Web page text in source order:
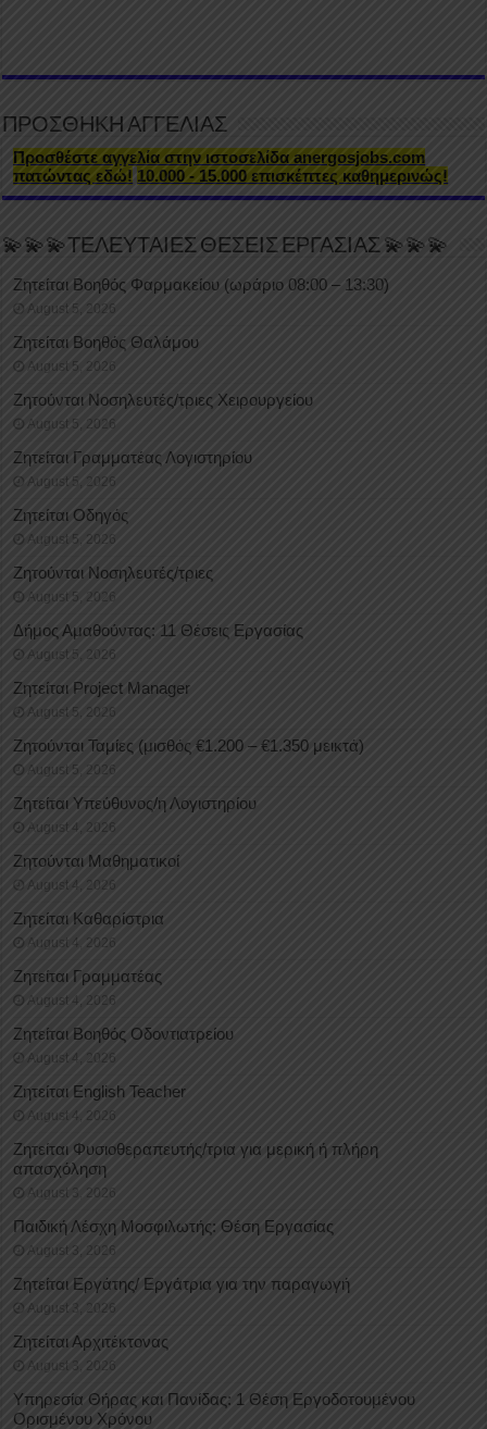
ΠΡΟΣΘΗΚΗ ΑΓΓΕΛΙΑΣ
Προσθέστε αγγελία στην ιστοσελίδα anergosjobs.com
πατώντας εδώ! 10.000 - 15.000 επισκέπτες καθημερινώς!
💫💫💫ΤΕΛΕΥΤΑΙΕΣ ΘΕΣΕΙΣ ΕΡΓΑΣΙΑΣ 💫💫💫
Ζητείται Βοηθός Φαρμακείου (ωράριο 08:00 – 13:30)
August 5, 2026
Ζητείται Βοηθός Θαλάμου
August 5, 2026
Ζητούνται Νοσηλευτές/τριες Χειρουργείου
August 5, 2026
Ζητείται Γραμματέας Λογιστηρίου
August 5, 2026
Ζητείται Οδηγός
August 5, 2026
Ζητούνται Νοσηλευτές/τριες
August 5, 2026
Δήμος Αμαθούντας: 11 Θέσεις Εργασίας
August 5, 2026
Ζητείται Project Manager
August 5, 2026
Ζητούνται Ταμίες (μισθός €1.200 – €1.350 μεικτά)
August 5, 2026
Ζητείται Υπεύθυνος/η Λογιστηρίου
August 4, 2026
Ζητούνται Μαθηματικοί
August 4, 2026
Ζητείται Καθαρίστρια
August 4, 2026
Ζητείται Γραμματέας
August 4, 2026
Ζητείται Βοηθός Οδοντιατρείου
August 4, 2026
Ζητείται English Teacher
August 4, 2026
Ζητείται Φυσιοθεραπευτής/τρια για μερική ή πλήρη
απασχόληση
August 3, 2026
Παιδική Λέσχη Μοσφιλωτής: Θέση Εργασίας
August 3, 2026
Ζητείται Εργάτης/ Εργάτρια για την παραγωγή
August 3, 2026
Ζητείται Αρχιτέκτονας
August 3, 2026
Υπηρεσία Θήρας και Πανίδας: 1 Θέση Eργοδοτουμένου
Oρισμένου Xρόνου